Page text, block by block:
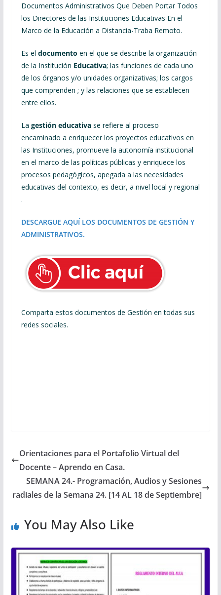
Documentos Administrativos Que Deben Portar Todos
los Directores de las Instituciones Educativas En el
Marco de la Educación a Distancia-Traba Remoto.
Es el documento en el que se describe la organización
de la Institución Educativa; las funciones de cada uno
de los órganos y/o unidades organizativas; los cargos
que comprenden ; y las relaciones que se establecen
entre ellos.
La gestión educativase refiere al proceso
encaminado a enriquecer los proyectos educativos en
las Instituciones, promueve la autonomía institucional
en el marco de las políticas públicas y enriquece los
procesos pedagógicos, apegada a las necesidades
educativas del contexto, es decir, a nivel local y regional​
.
DESCARGUE AQUÍ LOS DOCUMENTOS DE GESTIÓN Y
ADMINISTRATIVOS.
Comparta estos documentos de Gestión en todas sus
redes sociales.
Orientaciones para el Portafolio Virtual del
Docente – Aprendo en Casa.
SEMANA 24.- Programación, Audios y Sesiones
radiales de la Semana 24. [14 AL 18 de Septiembre]
You May Also Like